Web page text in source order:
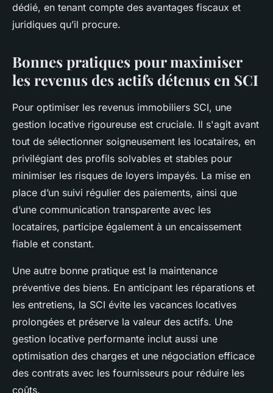
dédié, en tenant compte des avantages fiscaux et
juridiques qu’il procure.
Bonnes pratiques pour maximiser
les revenus des actifs détenus en SCI
Pour optimiser les revenus immobiliers SCI, une
gestion locative rigoureuse est cruciale. Il s'agit avant
tout de sélectionner soigneusement les locataires, en
privilégiant des profils solvables et stables pour
minimiser les risques de loyers impayés. La mise en
place d’un suivi régulier des paiements, ainsi que
d’une communication transparente avec les
locataires, participe également à un encaissement
fiable et constant.
Une autre bonne pratique est la maintenance
préventive des biens. En anticipant les réparations et
les entretiens, la SCI évite les vacances locatives
prolongées et préserve la valeur des actifs. Une
gestion locative performante inclut aussi une
optimisation des charges et une négociation efficace
des contrats avec les fournisseurs pour réduire les
coûts.